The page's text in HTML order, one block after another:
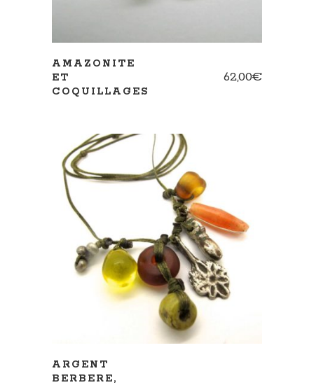
AMAZONITE
ET
COQUILLAGES
62,00€
AJOUTER AU PANIER
ARGENT
BERBERE,